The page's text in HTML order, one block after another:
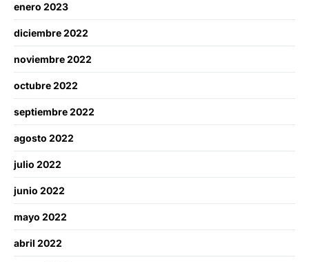
enero 2023
diciembre 2022
noviembre 2022
octubre 2022
septiembre 2022
agosto 2022
julio 2022
junio 2022
mayo 2022
abril 2022